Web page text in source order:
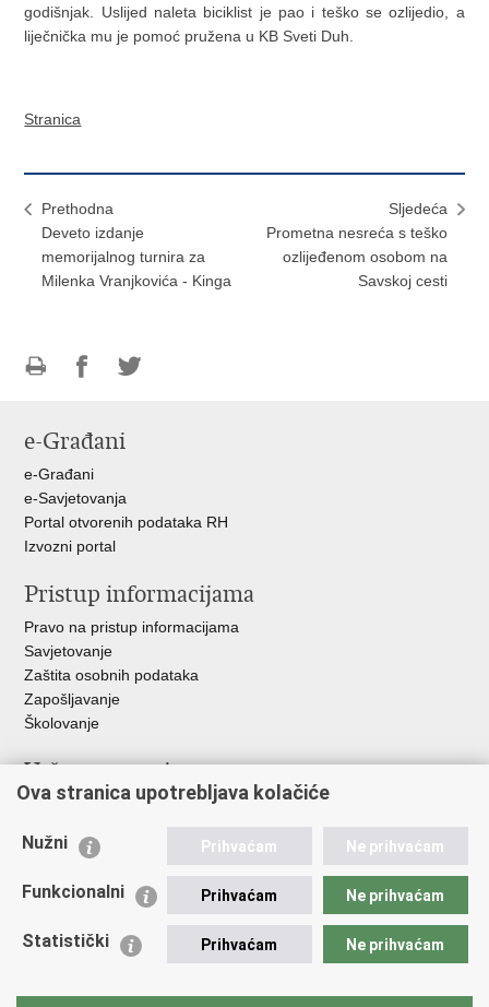
godišnjak. Uslijed naleta biciklist je pao i teško se ozlijedio, a
liječnička mu je pomoć pružena u KB Sveti Duh.
Stranica
Prethodna
Deveto izdanje
memorijalnog turnira za
Milenka Vranjkovića - Kinga
Sljedeća
Prometna nesreća s teško
ozlijeđenom osobom na
Savskoj cesti
FacebookuTwitteru
e-Građani
e-Građani
e-Savjetovanja
Portal otvorenih podataka RH
Izvozni portal
Pristup informacijama
Pravo na pristup informacijama
Savjetovanje
Zaštita osobnih podataka
Zapošljavanje
Školovanje
Važne poveznice
Ministarstvo unutarnjih poslova
Udruge
Policijska akademija
Zaklada policijske solidarnosti
Vučetić"
Ova stranica upotrebljava kolačiće
Nužni Prihvaćam Ne prihvaćam
Funkcionalni Prihvaćam Ne prihvaćam
Statistički Prihvaćam Ne prihvaćam